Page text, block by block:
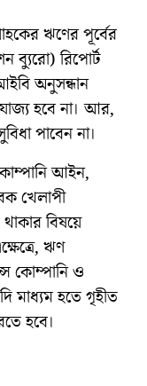
ঋণের পূর্বের
ব্যুরো) রিপোর্ট
অনুসন্ধান
হবে না। আর,
পাবেন না।
আইন,
খেলাপী
বিষয়ে
ঋণ
কোম্পানি ও
মাধ্যম হতে গৃহীত
হবে।